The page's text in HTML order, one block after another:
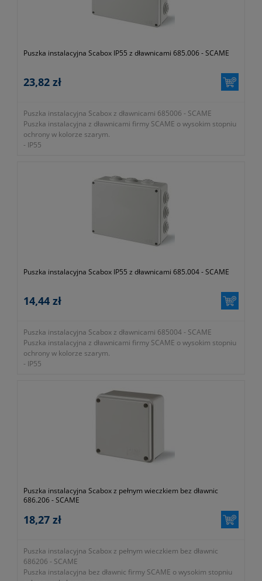
Puszka instalacyjna Scabox IP55 z dławnicami 685.006 - SCAME
23,82 zł
Puszka instalacyjna Scabox z dławnicami 685006 - SCAME
Puszka instalacyjna z dławnicami firmy SCAME o wysokim stopniu
ochrony w kolorze szarym.
- IP55
- ilość otworów 10 x Ø29
- gniazdo na kabel PG21
- gwarancja 1 rok lub dłużej zgodnie z wytycznymi producenta
Puszka instalacyjna Scabox IP55 z dławnicami 685.004 - SCAME
14,44 zł
Puszka instalacyjna Scabox z dławnicami 685004 - SCAME
Puszka instalacyjna z dławnicami firmy SCAME o wysokim stopniu
ochrony w kolorze szarym.
- IP55
- ilość otworów 6 x Ø29
- gniazdo na kabel PG21
Puszka instalacyjna Scabox z pełnym wieczkiem bez dławnic
686.206 - SCAME
18,27 zł
Puszka instalacyjna Scabox z pełnym wieczkiem bez dławnic
686206 - SCAME
Puszka instalacyjna bez dławnic firmy SCAME o wysokim stopniu